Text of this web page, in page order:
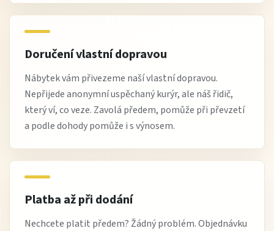
Doručení vlastní dopravou
Nábytek vám přivezeme naší vlastní dopravou.
Nepřijede anonymní uspěchaný kurýr, ale náš řidič,
který ví, co veze. Zavolá předem, pomůže při převzetí
a podle dohody pomůže i s výnosem.
Platba až při dodání
Nechcete platit předem? Žádný problém. Objednávku